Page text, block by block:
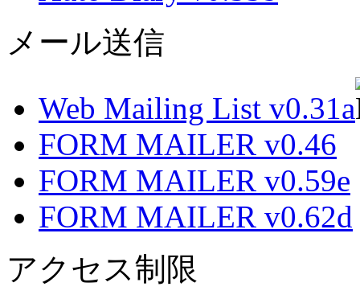
メール送信
Web Mailing List v0.31a
FORM MAILER v0.46
FORM MAILER v0.59e
FORM MAILER v0.62d
アクセス制限